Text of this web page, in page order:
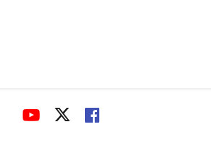
LINK
LINKLINK